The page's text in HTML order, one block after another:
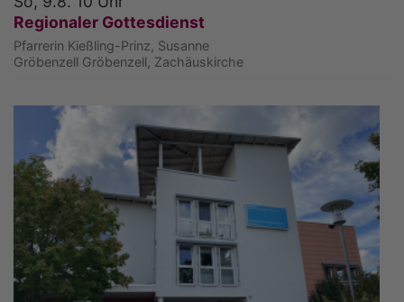
Regionaler Gottesdienst
Pfarrerin Kießling-Prinz, Susanne
Gröbenzell Gröbenzell, Zachäuskirche